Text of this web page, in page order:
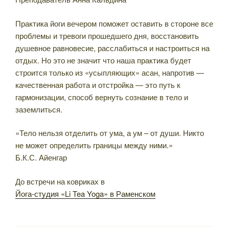
Практика йоги вечером поможет оставить в стороне все
проблемы и тревоги прошедшего дня, восстановить
душевное равновесие, расслабиться и настроиться на
отдых. Но это не значит что наша практика будет
строится только из «усыпляющих» асан, напротив —
качественная работа и отстройка — это путь к
гармонизации, способ вернуть сознание в тело и
заземлиться.
«Тело нельзя отделить от ума, а ум – от души. Никто
не может определить границы между ними.»
Б.К.С. Айенгар
До встречи на ковриках в
Йога-студия «Li Tea Yoga» в Раменском